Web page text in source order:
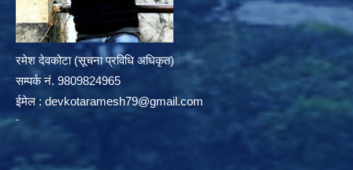
रमेश देवकोटा (सूचना प्रविधि अधिकृत)
सम्पर्क न‌ं. 9809824965
ईमेल : devkotaramesh79@gmail.com